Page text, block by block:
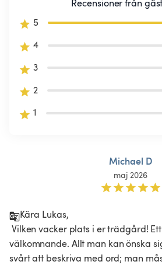
Recensioner från
5
4
3
2
1
Michael D
maj 2026
Kära Lukas,
välkomnande. Allt man kan önska
svårt att beskriva med ord; man